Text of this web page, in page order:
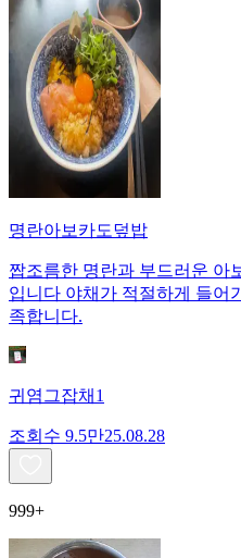
명란아보카도덮밥
짭조름한 명란과 부드러운 아
입니다 야채가 적절하게 들어
족합니다.
귀염그잡채1
조회수 9.5만25.08.28
999+